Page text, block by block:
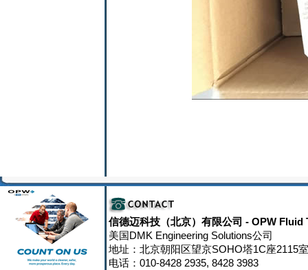
信德迈科技（北京）有限公司 - OPW Fluid
美国DMK Engineering Solutions公司
地址：北京朝阳区望京SOHO塔1C座2115
电话：010-8428 2935, 8428 3983